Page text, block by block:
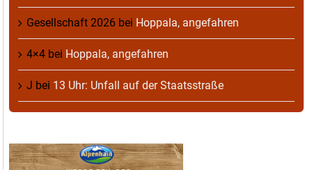
Gesellschaft 2026 bei Hoppala, angefahren
4×4 bei Hoppala, angefahren
J bei 13 Uhr: Unfall auf der Staatsstraße